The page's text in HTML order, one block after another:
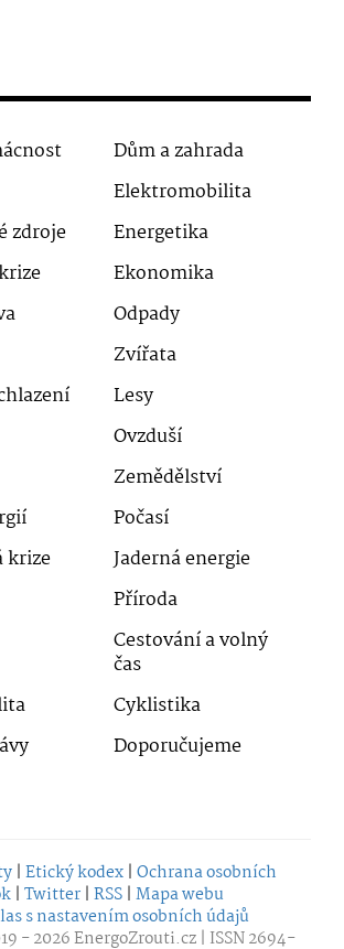
Dům a zahrada
Elektromobilita
zdroje
Energetika
Ekonomika
Odpady
Zvířata
Lesy
Ovzduší
Zemědělství
Počasí
krize
Jaderná energie
Příroda
Cestování a volný
čas
Cyklistika
Doporučujeme
| Etický kodex | Ochrana osobních
| Twitter | RSS | Mapa webu
s nastavením osobních údajů
- 2026EnergoZrouti.cz | ISSN 2694-